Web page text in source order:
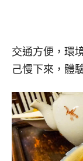
交通方便，環
己慢下來，體